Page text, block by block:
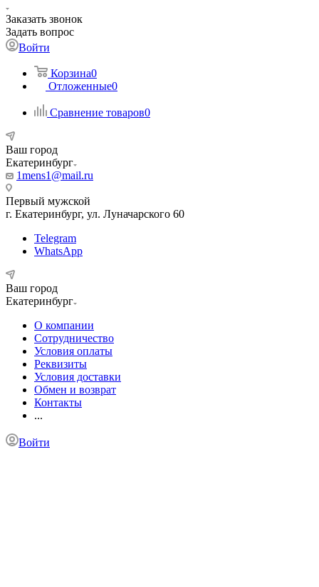
Заказать звонок
Задать вопрос
Войти
Корзина0
Отложенные0
Сравнение товаров0
Ваш город
Екатеринбург
1mens1@mail.ru
Первый мужской
г. Екатеринбург, ул. Луначарского 60
Telegram
WhatsApp
Ваш город
Екатеринбург
О компании
Сотрудничество
Условия оплаты
Реквизиты
Условия доставки
Обмен и возврат
Контакты
...
Войти